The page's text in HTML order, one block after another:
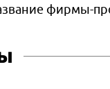
фирмы-